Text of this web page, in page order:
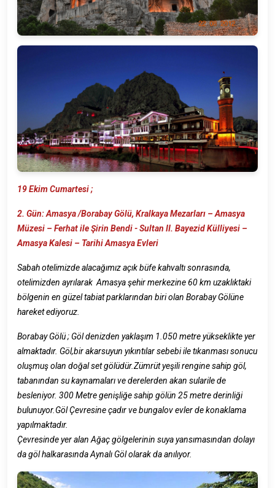
19 Ekim Cumartesi ;
2. Gün:Amasya /Borabay Gölü, Kralkaya Mezarları – Amasya
Müzesi – Ferhat ile Şirin Bendi - Sultan II. Bayezid Külliyesi –
Amasya Kalesi – Tarihi Amasya Evleri
Sabah otelimizde alacağımız açık büfe kahvaltı sonrasında,
otelimizden ayrılarak Amasya şehir merkezine 60 km uzaklıktaki
bölgenin en güzel tabiat parklarından biri olan Borabay Gölüne
hareket ediyoruz.
Borabay Gölü ; Göl denizden yaklaşım 1.050 metre yükseklikte yer
almaktadır. Göl,bir akarsuyun yıkıntılar sebebi ile tıkanması sonucu
oluşmuş olan doğal set gölüdür.Zümrüt yeşili rengine sahip göl,
tabanından su kaynamaları ve derelerden akan sularile de
besleniyor. 300 Metre genişliğe sahip gölün 25 metre derinliği
bulunuyor.Göl Çevresine çadır ve bungalov evler de konaklama
yapılmaktadır.
Çevresinde yer alan Ağaç gölgelerinin suya yansımasından dolayı
da göl halkarasında Aynalı Göl olarak da anılıyor.